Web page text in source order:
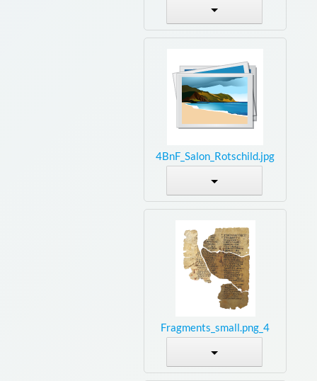
4BnF_Salon_Rotschild.jpg
4_Fragments_small.png